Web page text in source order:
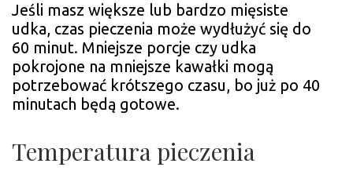
Jeśli masz większe lub bardzo mięsiste
udka, czas pieczenia może wydłużyć się do
60 minut. Mniejsze porcje czy udka
pokrojone na mniejsze kawałki mogą
potrzebować krótszego czasu, bo już po 40
minutach będą gotowe.
Temperatura pieczenia